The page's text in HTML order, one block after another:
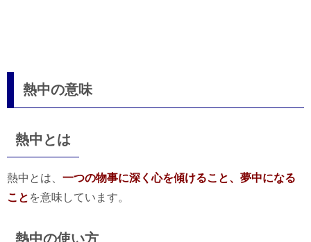
熱中の意味
熱中とは
熱中とは、 一つの物事に深く心を傾けること、夢中になる
こと を意味しています。
熱中の使い方